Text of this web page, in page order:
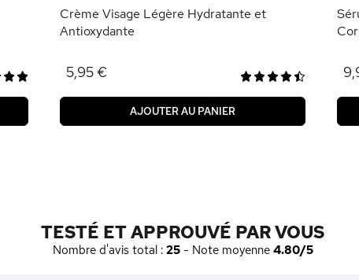
Crème Visage Légère Hydratante et
Antioxydante
5,95 €
AJOUTER AU PANIER
TESTÉ ET APPROUVÉ PAR VOUS
Nombre d'avis total : 25- Note moyenne 4.80/5